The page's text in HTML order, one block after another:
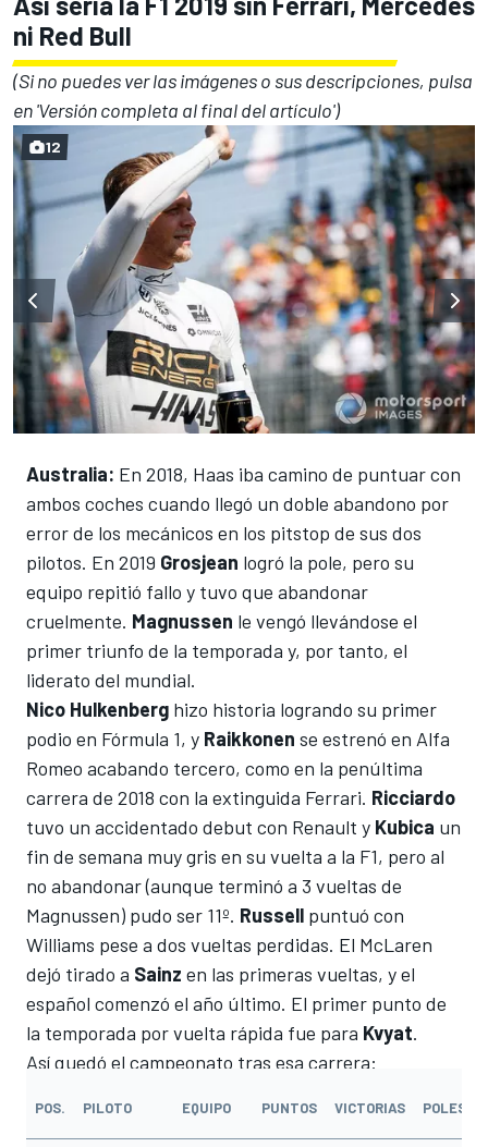
ni Red Bull
(Si no puedes ver las imágenes o sus descripciones, pulsa
en 'Versión completa al final del artículo')
Australia: En 2018, Haas iba camino de puntuar con
ambos coches cuando llegó un doble abandono por
error de los mecánicos en los pitstop de sus dos
pilotos. En 2019 Grosjean logró la pole, pero su
equipo repitió fallo y tuvo que abandonar
cruelmente. Magnussen le vengó llevándose el
primer triunfo de la temporada y, por tanto, el
liderato del mundial.
Nico Hulkenberg hizo historia logrando su primer
podio en Fórmula 1, y Raikkonen se estrenó en Alfa
Romeo acabando tercero, como en la penúltima
carrera de 2018 con la extinguida Ferrari. Ricciardo
tuvo un accidentado debut con Renault y Kubica un
fin de semana muy gris en su vuelta a la F1, pero al
no abandonar (aunque terminó a 3 vueltas de
Magnussen) pudo ser 11º. Russell puntuó con
Williams pese a dos vueltas perdidas. El McLaren
dejó tirado a Sainz en las primeras vueltas, y el
español comenzó el año último. El primer punto de
la temporada por vuelta rápida fue para Kvyat.
Así quedó el campeonato tras esa carrera:
POS. PILOTO EQUIPO PUNTOS VICTORIAS POLES
12